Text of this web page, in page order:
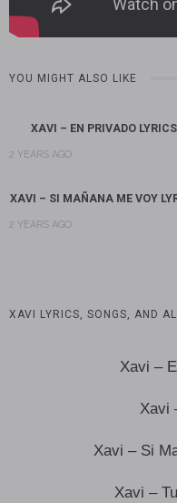
YOU MIGHT ALSO LIKE
XAVI – EN PRIVADO LYRICS
2 YEARS AGO
XAVI – SI MAÑANA ME VOY
2 YEARS AGO
XAVI LYRICS, SONGS, AND
Xavi –
Xavi
Xavi – Si
Xavi –